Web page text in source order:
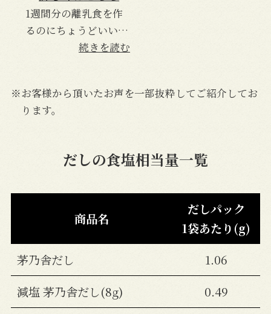
1週間分の離乳食を作
るのにちょうどいい分
量が出来上がるので使
ました。
続きを読む
※お客様から頂いたお声を一部抜粋してご紹介してお
ります。
だしの食塩相当量一覧
商品名
だしパック
1袋あたり(g)
茅乃舎だし
1.06
減塩 茅乃舎だし(8g)
0.49